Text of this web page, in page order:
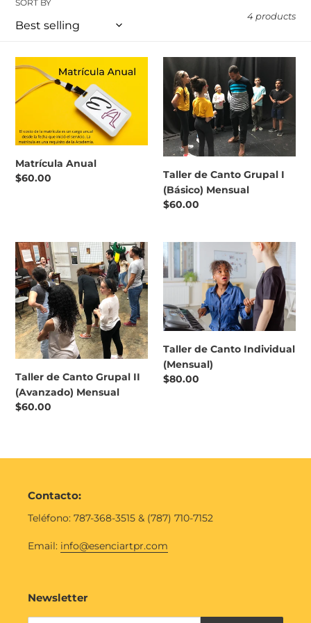
e
t
i
o
n
SORT BY
4 products
Matrícula
Anual
Matrícula Anual
Regular
$60.00
Taller
de
Canto
Grupal
(Básico)
Mensual
Taller de Canto Grupal I
(Básico) Mensual
Regular
$60.00
Taller
de
Canto
Grupal
II
(Avanzado)
Mensual
Taller de Canto Grupal II
(Avanzado) Mensual
Regular
$60.00
Taller
de
Canto
Individual
(Mensual)
Taller de Canto Individual
(Mensual)
Regular
$80.00
Contacto:
Teléfono: 787-368-3515 & (787) 710-7152
Email: info@esenciartpr.com
Newsletter